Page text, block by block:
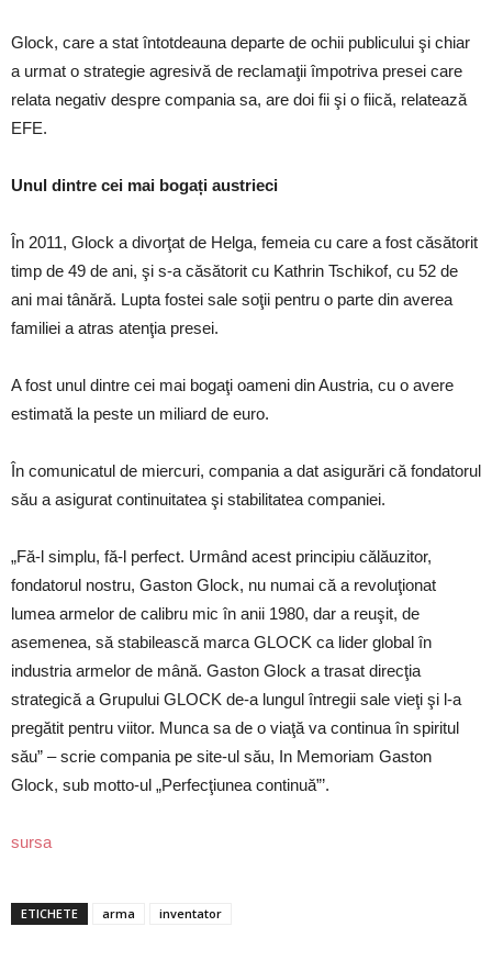
Glock, care a stat întotdeauna departe de ochii publicului şi chiar
a urmat o strategie agresivă de reclamaţii împotriva presei care
relata negativ despre compania sa, are doi fii şi o fiică, relatează
EFE.
Unul dintre cei mai bogați austrieci
În 2011, Glock a divorţat de Helga, femeia cu care a fost căsătorit
timp de 49 de ani, şi s-a căsătorit cu Kathrin Tschikof, cu 52 de
ani mai tânără. Lupta fostei sale soţii pentru o parte din averea
familiei a atras atenţia presei.
A fost unul dintre cei mai bogaţi oameni din Austria, cu o avere
estimată la peste un miliard de euro.
În comunicatul de miercuri, compania a dat asigurări că fondatorul
său a asigurat continuitatea şi stabilitatea companiei.
„Fă-l simplu, fă-l perfect. Urmând acest principiu călăuzitor,
fondatorul nostru, Gaston Glock, nu numai că a revoluţionat
lumea armelor de calibru mic în anii 1980, dar a reuşit, de
asemenea, să stabilească marca GLOCK ca lider global în
industria armelor de mână. Gaston Glock a trasat direcţia
strategică a Grupului GLOCK de-a lungul întregii sale vieţi şi l-a
pregătit pentru viitor. Munca sa de o viaţă va continua în spiritul
său” – scrie compania pe site-ul său, In Memoriam Gaston
Glock, sub motto-ul „Perfecţiunea continuă”’.
sursa
ETICHETE arma inventator